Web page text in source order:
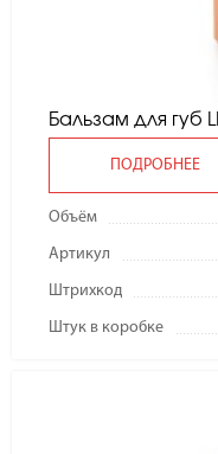
Бальзам для губ
ПОДРОБНЕЕ
Объём
Артикул
Штрихкод
Штук в коробке